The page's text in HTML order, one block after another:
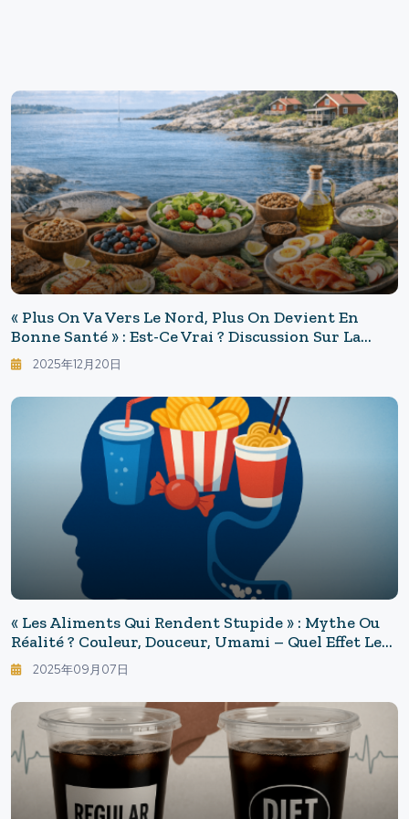
« Plus On Va Vers Le Nord, Plus On Devient En
Bonne Santé » : Est-Ce Vrai ? Discussion Sur La
Cuisine Nordique, Le Foie Gras Et L'HbA1c
2025年12月20日
« Les Aliments Qui Rendent Stupide » : Mythe Ou
Réalité ? Couleur, Douceur, Umami – Quel Effet Les
« Astuces De La Saveur » Ont-Elles Sur Le Cerveau ?
2025年09月07日